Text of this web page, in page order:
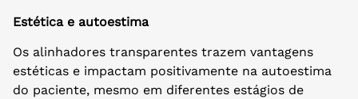
Estética e autoestima
Os alinhadores transparentes trazem vantagens
estéticas e impactam positivamente na autoestima
do paciente, mesmo em diferentes estágios de